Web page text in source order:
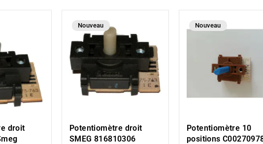
droit
Nouveau
Potentiomètre droit
SMEG 816810306
Nouveau
Potentiomètre 10
positions